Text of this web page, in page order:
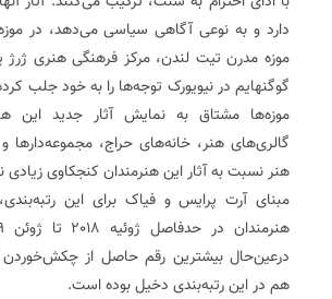
دارد و به‌ نوعی آگاهی سیاسی می‌دهد، در
موزه مدرن تیت لندن، مرکز فرهنگی هنری ژرژ
گوگنهایم در نیویورک توجه‌ها را به خود جلب
موزه‌ها مشتاق به نمایش آثار جدید این
گالری‌های هنر، خانه‌های حراج، مجموعه‌دارها
هنر نسبت به آثار این هنرمندان کنجکاوی
مبنای آرت پرایس و فیاک برای این
درعین‌حال بیشترین رقم حاصل از چکش‌خوردن
هم در این رتبه‌بندی دخیل بوده است.